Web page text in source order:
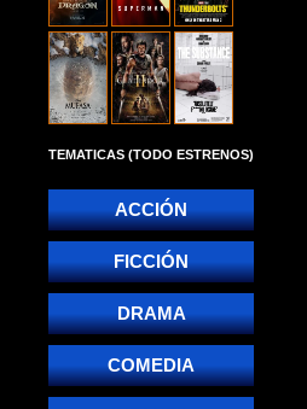
TEMATICAS (TODO ESTRENOS)
ACCIÓN
FICCIÓN
DRAMA
COMEDIA